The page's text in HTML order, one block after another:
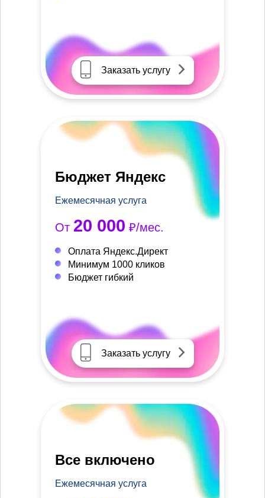
Заказать услугу
Бюджет Яндекс
Ежемесячная услуга
От 20 000 ₽/мес.
Оплата Яндекс.Директ
Минимум 1000 кликов
Бюджет гибкий
Заказать услугу
Все включено
Ежемесячная услуга